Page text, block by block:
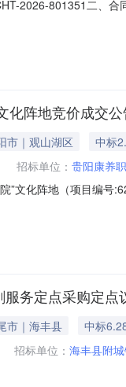
2026-801351二、合
升图文）五、合同主体
肃省张掖市山丹县山
化阵地竞价成交
市｜观山湖区
中标
招标单位： 贵阳康养
”文化阵地（项目编号
二、采购单位信息采
务定点采购定点
市｜海丰县
中标
招标单位： 海丰县附